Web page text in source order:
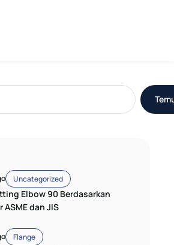
Uncategorized
Elbow 90 Berdasarkan
ASME dan JIS
Flange